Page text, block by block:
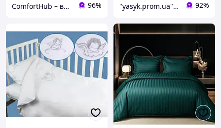
ComfortHub – ваш дом, ваш комфорт, ваше тепло 96% "yasyk.prom.ua": интернет-магазин текстиля для дома и отелей 92%